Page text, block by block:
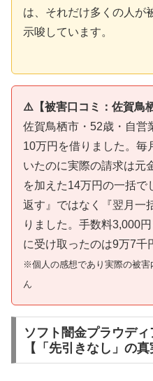
は、それだけ多くの人が
示唆しています。
⚠️【被害口コミ：佐賀鳥
佐賀鳥栖市・52歳・自営
10万円を借りました。毎
いたのに実際の請求は元
を加えた14万円の一括で
返す』ではなく『翌月一
りました。手数料3,000
に受け取ったのは9万7千
※個人の感想であり実際の被
ん
ソフト闇金プラウデ
【「先引きなし」の真